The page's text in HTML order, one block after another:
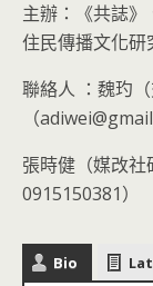
主辦：《共誌
住民傳播文化研
聯絡人 ：魏玓
（
張時健（媒改
0915150381）
Bio